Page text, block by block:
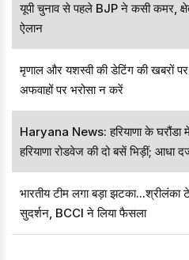
यूपी चुनाव से पहले BJP ने कसी कमर,
ऐलान
मृणाल और यशस्वी की डेटिंग की खबरों पर
अफवाहों पर भरोसा न करें
Haryana News: हरियाणा के
हरियाणा रोडवेज की दो बसें भिड़ीं; आधा
भारतीय टीम लगा बड़ा झटका...श्रीलंका
सुदर्शन, BCCI ने लिया फैसला